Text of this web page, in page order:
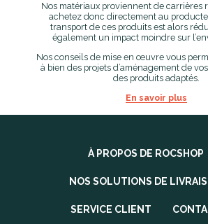
Nos matériaux proviennent de carrières
achetez donc directement au
transport de ces produits est alors
également un impact moindre sur
Nos conseils de mise en œuvre vous
à bien des projets d’aménagement de
des produits adaptés.
En savoir plus
À PROPOS DE ROCSHOP
NOS SOLUTIONS DE
SERVICE CLIENT